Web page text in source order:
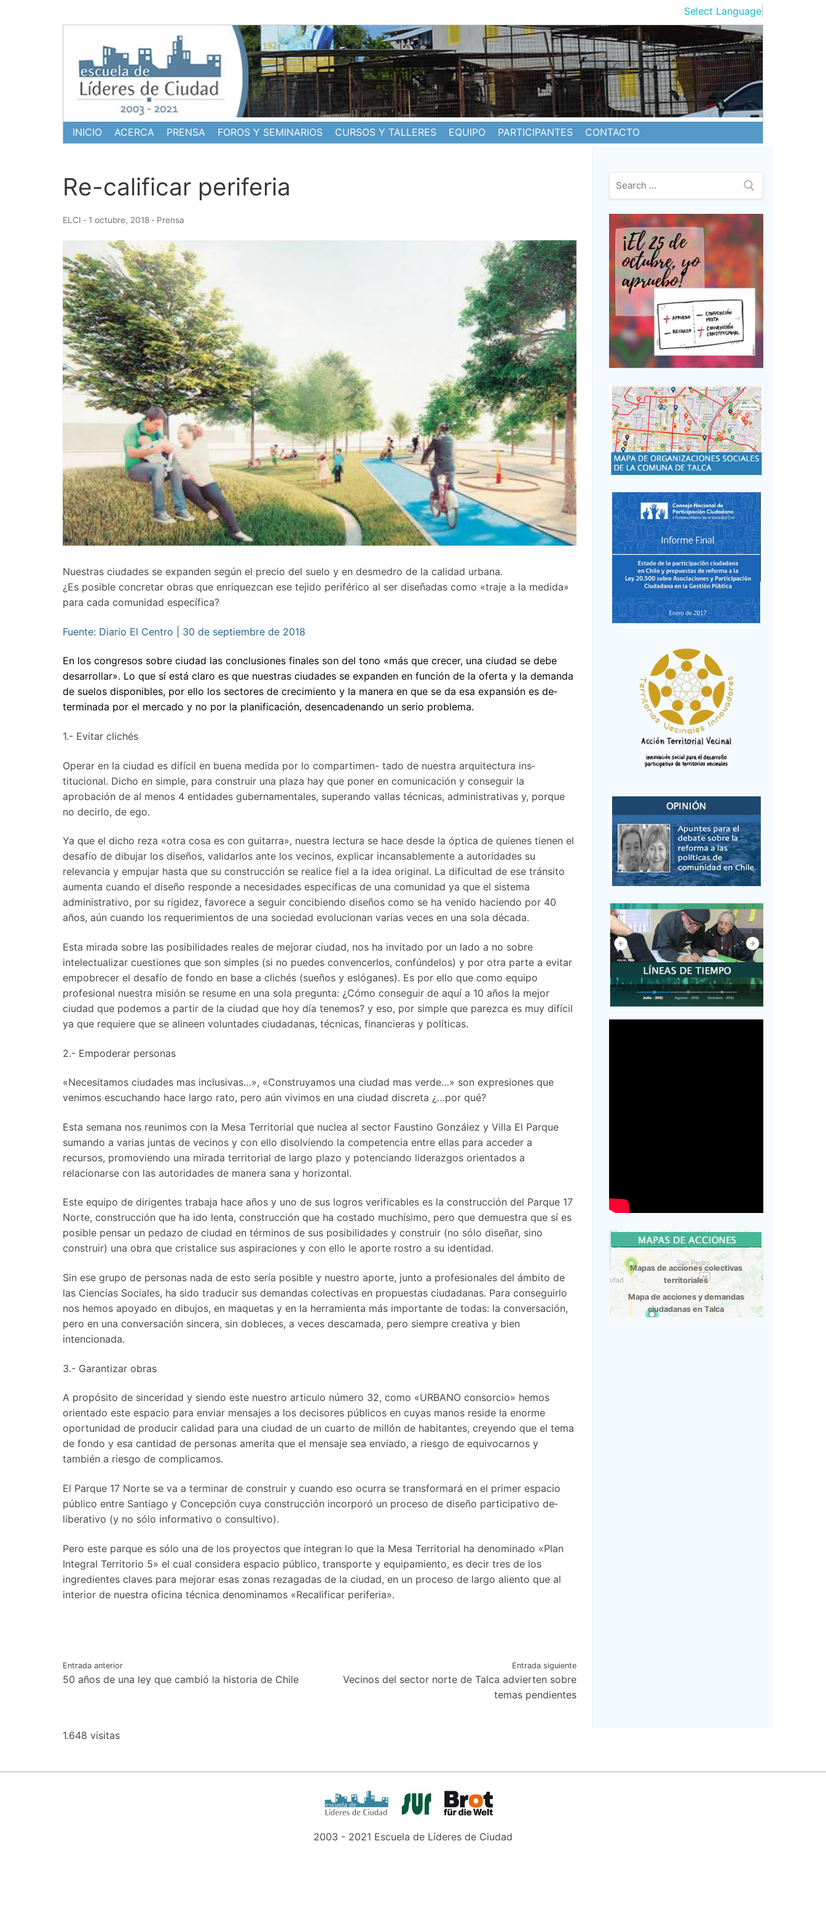
Select Language
INICIO ACERCA PRENSA FOROS Y SEMINARIOS CURSOS Y TALLERES EQUIPO PARTICIPANTES CONTACTO
Re-calificar periferia
ELCI - 1 octubre, 2018 - Prensa
Nuestras ciudades se expanden según el precio del suelo y en desmedro de la calidad urbana.
¿Es posible concretar obras que enriquezcan ese tejido periférico al ser diseñadas como «traje a la medida»
para cada comunidad específica?
Fuente: Diario El Centro | 30 de septiembre de 2018
En los congresos sobre ciudad las conclusiones finales son del tono «más que crecer, una ciudad se debe
desarrollar». Lo que sí está claro es que nues­tras ciudades se expanden en fun­ción de la oferta y la demanda
de suelos disponibles, por ello los sec­tores de crecimiento y la manera en que se da esa expansión es de­
terminada por el mercado y no por la planificación, desencadenando un serio problema.
1.- Evitar clichés
Operar en la ciudad es difícil en buena medida por lo compartimen- tado de nuestra arquitectura ins­
titucional. Dicho en simple, para construir una plaza hay que poner en comunicación y conseguir la
aprobación de al menos 4 entida­des gubernamentales, superando vallas técnicas, administrativas y, porque
no decirlo, de ego.
Ya que el dicho reza «otra cosa es con guitarra», nuestra lectura se hace desde la óptica de quienes tienen el
desafío de dibujar los di­seños, validarlos ante los vecinos, explicar incansablemente a autori­dades su
relevancia y empujar has­ta que su construcción se realice fiel a la idea original. La dificultad de ese tránsito
aumenta cuando el diseño responde a necesidades específicas de una comunidad ya que el sistema
administrativo, por su rigidez, favorece a seguir conci­biendo diseños como se ha venido haciendo por 40
años, aún cuando los requerimientos de una socie­dad evolucionan varias veces en una sola década.
Esta mirada sobre las posibilida­des reales de mejorar ciudad, nos ha invitado por un lado a no sobre
intelectualizar cuestiones que son simples (si no puedes convencer­los, confúndelos) y por otra parte a evitar
empobrecer el desafío de fondo en base a clichés (sueños y eslóganes). Es por ello que como equipo
profesional nuestra misión se resume en una sola pregunta: ¿Cómo conseguir de aquí a 10 años la mejor
ciudad que pode­mos a partir de la ciudad que hoy día tenemos? y eso, por sim­ple que parezca es muy difícil
ya que requiere que se alineen voluntades ciudadanas, técni­cas, financieras y políticas.
2.- Empoderar personas
«Necesitamos ciudades mas inclu­sivas…», «Construyamos una ciu­dad mas verde…» son expresiones que
venimos escuchando hace lar­go rato, pero aún vivimos en una ciudad discreta ¿…por qué?
Esta semana nos reunimos con la Mesa Territorial que nuclea al sector Faustino González y Villa El Parque
sumando a varias jun­tas de vecinos y con ello disol­viendo la competencia entre ellas para acceder a
recursos, promo­viendo una mirada territorial de largo plazo y potenciando lideraz­gos orientados a
relacionarse con las autoridades de manera sana y horizontal.
Este equipo de dirigentes traba­ja hace años y uno de sus logros verificables es la construcción del Parque 17
Norte, construcción que ha ido lenta, construcción que ha costado muchísimo, pero que de­muestra que sí es
posible pensar un pedazo de ciudad en términos de sus posibilidades y construir (no sólo diseñar, sino
construir) una obra que cristalice sus aspira­ciones y con ello le aporte rostro a su identidad.
Sin ese grupo de personas nada de esto sería posible y nuestro apor­te, junto a profesionales del ámbi­to de
las Ciencias Sociales, ha sido traducir sus demandas colectivas en propuestas ciudadanas. Para conseguirlo
nos hemos apoyado en dibujos, en maquetas y en la herra­mienta más importante de todas: la conversación,
pero en una con­versación sincera, sin dobleces, a veces descamada, pero siempre creativa y bien
intencionada.
3.- Garantizar obras
A propósito de sinceridad y siendo este nuestro articulo número 32, como «URBANO consorcio» he­mos
orientado este espacio para enviar mensajes a los decisores públicos en cuyas manos reside la enorme
oportunidad de produ­cir calidad para una ciudad de un cuarto de millón de habitantes, creyendo que el tema
de fondo y esa cantidad de personas ameri­ta que el mensaje sea enviado, a riesgo de equivocarnos y
también a riesgo de complicamos.
El Parque 17 Norte se va a ter­minar de construir y cuando eso ocurra se transformará en el primer espacio
público en­tre Santiago y Concepción cuya construcción incorporó un pro­ceso de diseño participativo de­
liberativo (y no sólo informati­vo o consultivo).
Pero este parque es sólo una de los proyectos que integran lo que la Mesa Territorial ha denominado «Plan
Integral Territorio 5» el cual considera espacio público, trans­porte y equipamiento, es decir tres de los
ingredientes claves para mejorar esas zonas rezagadas de la ciudad, en un proceso de largo aliento que al
interior de nuestra oficina técnica denominamos «Re­calificar periferia».
Navegación
Entrada anterior
50 años de una ley que cambió la historia de Chile
Entrada siguiente
Vecinos del sector norte de Talca advierten sobre
temas pendientes
Mapas de acciones colectivas
territoriales
Mapa de acciones y demandas
ciudadanas en Talca
1.648 visitas
2003 - 2021 Escuela de Líderes de Ciudad